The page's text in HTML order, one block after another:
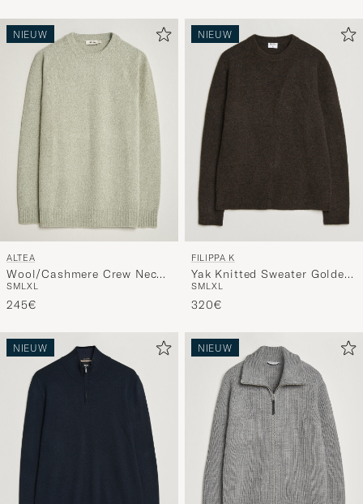
NIEUW
ALTEA
Wool/Cashmere Crew Neck
Pullover Mint Green
SMLXL
245€
NIEUW
FILIPPA K
Yak Knitted Sweater Golden
Brown
SMLXL
320€
NIEUW NIEUW